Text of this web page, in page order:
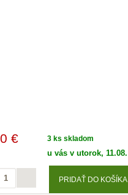
€ 3 ks skladom
u vás v utorok, 11.08.
PRIDAŤ DO KOŠÍKA